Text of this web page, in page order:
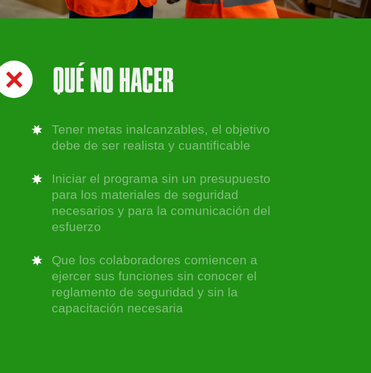
QUÉ NO HACER
Tener metas inalcanzables, el objetivo
debe de ser realista y cuantificable
Iniciar el programa sin un presupuesto
para los materiales de seguridad
necesarios y para la comunicación del
esfuerzo
Que los colaboradores comiencen a
ejercer sus funciones sin conocer el
reglamento de seguridad y sin la
capacitación necesaria